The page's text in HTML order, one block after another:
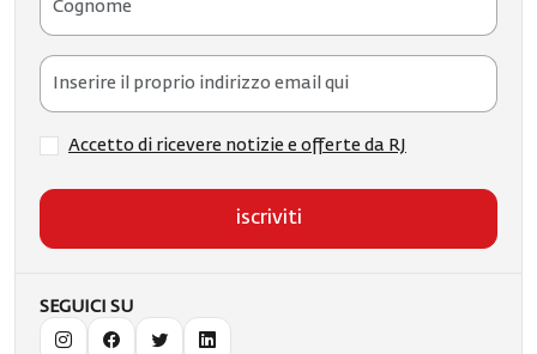
Accetto di ricevere notizie e offerte da RJ
iscriviti
SEGUICI SU